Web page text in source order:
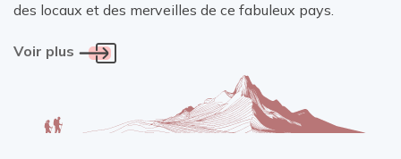
des locaux et des merveilles de ce fabuleux pays.
Voir plus